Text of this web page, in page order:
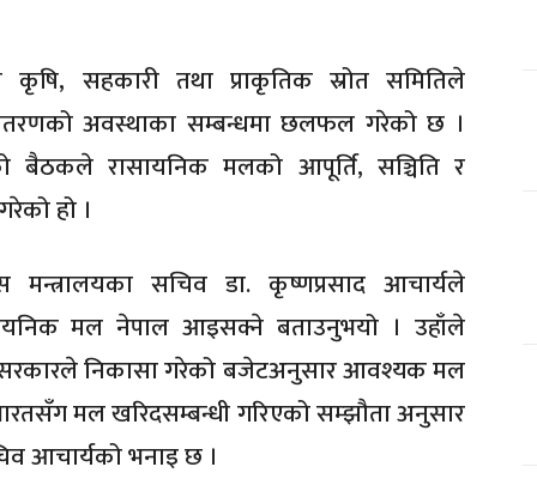
कृषि, सहकारी तथा प्राकृतिक स्रोत समितिले
अवस्थाका सम्बन्धमा छलफल गरेको छ ।
बैठकले रासायनिक मलको आपूर्ति, सञ्चिति र
हो ।
सचिव डा. कृष्णप्रसाद आचार्यले
मल नेपाल आइसक्ने बताउनुभयो । उहाँले
निकासा गरेको बजेटअनुसार आवश्यक मल
मल खरिदसम्बन्धी गरिएको सम्झौता अनुसार
भनाइ छ ।